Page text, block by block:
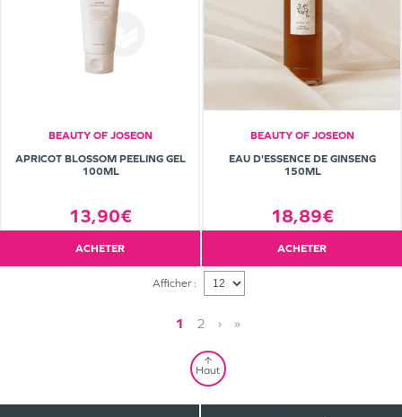
BEAUTY OF JOSEON
APRICOT BLOSSOM PEELING GEL
100ML
13,90€
ACHETER
BEAUTY OF JOSEON
EAU D'ESSENCE DE GINSENG
150ML
18,89€
ACHETER
Afficher :
1 2 › »
Haut